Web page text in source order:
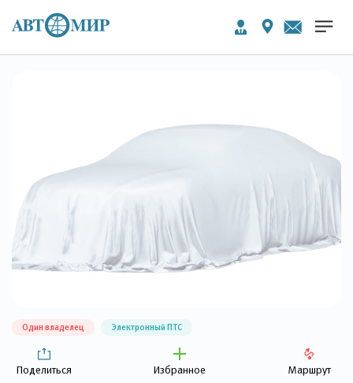
Один владелец Электронный ПТС
Поделиться Избранное Маршрут